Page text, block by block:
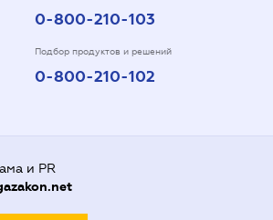
0-800-210-103
Подбор продуктов и решений
0-800-210-102
и PR